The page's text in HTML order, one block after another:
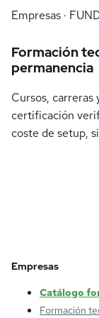
Empresas ·
Formación
permanencia
Cursos, carreras
certificación
coste de setup,
Empresas
Catálogo
Formación